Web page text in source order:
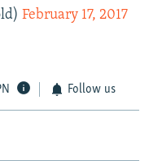
February 17, 2017
Follow us